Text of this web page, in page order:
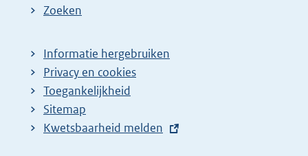
Zoeken
Informatie hergebruiken
Privacy en cookies
Toegankelijkheid
Sitemap
E
Kwetsbaarheid melden